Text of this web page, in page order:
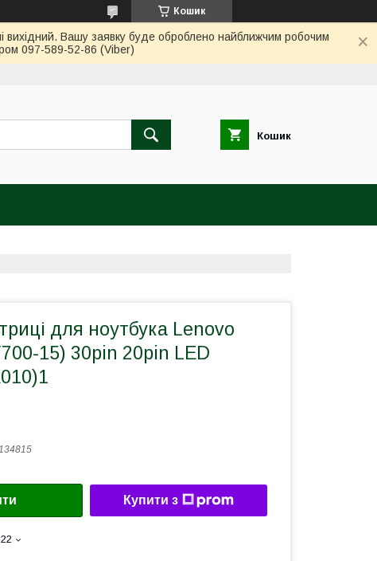
Кошик
вихідний. Вашу заявку буде оброблено найближчим робочим
097-589-52-86 (Viber)
Кошик
для ноутбука Lenovo
15) 30pin 20pin LED
Купити з